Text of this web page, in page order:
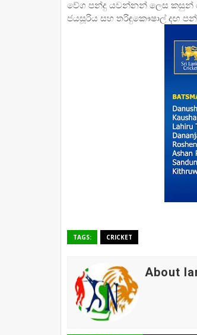
වේග පන්දු යවන්නන් ලෙස කසුන්
ජයසූරිය සහ තරිඳුකෞෂාල් දඟ
TAGS: CRICKET
About